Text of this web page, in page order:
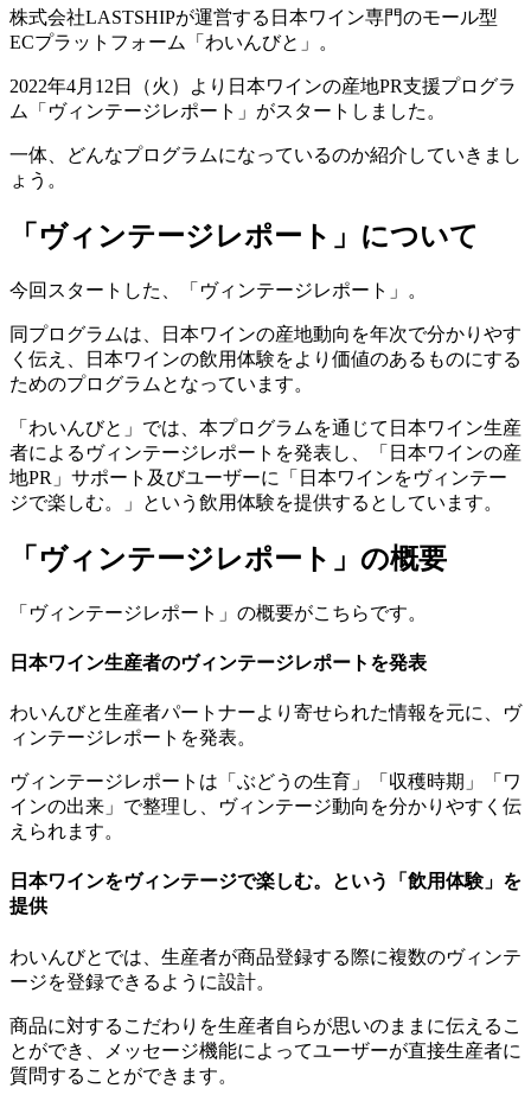
株式会社LASTSHIPが運営する日本ワイン専門のモール型
ECプラットフォーム「わいんびと」。
2022年4月12日（火）より日本ワインの産地PR支援プログラ
ム「ヴィンテージレポート」がスタートしました。
一体、どんなプログラムになっているのか紹介していきまし
ょう。
「ヴィンテージレポート」について
今回スタートした、「ヴィンテージレポート」。
同プログラムは、日本ワインの産地動向を年次で分かりやす
く伝え、日本ワインの飲用体験をより価値のあるものにする
ためのプログラムとなっています。
「わいんびと」では、本プログラムを通じて日本ワイン生産
者によるヴィンテージレポートを発表し、「日本ワインの産
地PR」サポート及びユーザーに「日本ワインをヴィンテー
ジで楽しむ。」という飲用体験を提供するとしています。
「ヴィンテージレポート」の概要
「ヴィンテージレポート」の概要がこちらです。
日本ワイン生産者のヴィンテージレポートを発表
わいんびと生産者パートナーより寄せられた情報を元に、ヴ
ィンテージレポートを発表。
ヴィンテージレポートは「ぶどうの生育」「収穫時期」「ワ
インの出来」で整理し、ヴィンテージ動向を分かりやすく伝
えられます。
日本ワインをヴィンテージで楽しむ。という「飲用体験」を
提供
わいんびとでは、生産者が商品登録する際に複数のヴィンテ
ージを登録できるように設計。
商品に対するこだわりを生産者自らが思いのままに伝えるこ
とができ、メッセージ機能によってユーザーが直接生産者に
質問することができます。